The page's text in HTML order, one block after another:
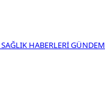
SAĞLIK HABERLERIGÜNDEM